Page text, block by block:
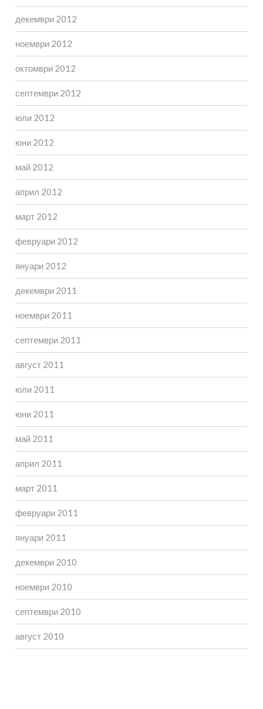
декември 2012
ноември 2012
октомври 2012
септември 2012
юли 2012
юни 2012
май 2012
април 2012
март 2012
февруари 2012
януари 2012
декември 2011
ноември 2011
септември 2011
август 2011
юли 2011
юни 2011
май 2011
април 2011
март 2011
февруари 2011
януари 2011
декември 2010
ноември 2010
септември 2010
август 2010